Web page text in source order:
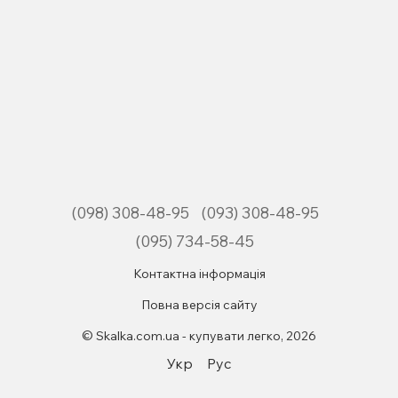
(098) 308-48-95
(093) 308-48-95
(095) 734-58-45
Контактна інформація
Повна версія сайту
© Skalka.com.ua - купувати легко, 2026
Укр Рус